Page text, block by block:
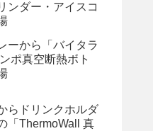
ンダー・アイスコ
ーから「バイタラ
ポ真空断熱ボト
らドリンクホルダ
「ThermoWall 真